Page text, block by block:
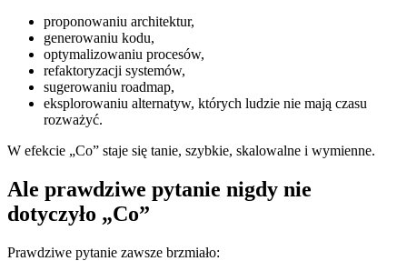
proponowaniu architektur,
generowaniu kodu,
optymalizowaniu procesów,
refaktoryzacji systemów,
sugerowaniu roadmap,
eksplorowaniu alternatyw, których ludzie nie mają czasu
rozważyć.
W efekcie „Co” staje się tanie, szybkie, skalowalne i wymienne.
Ale prawdziwe pytanie nigdy nie
dotyczyło „Co”
Prawdziwe pytanie zawsze brzmiało: